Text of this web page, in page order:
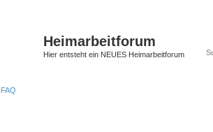
Heimarbeitforum
Hier entsteht ein NEUES Heimarbeitforum
FAQ